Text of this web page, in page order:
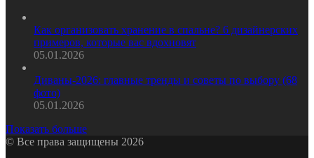
Как организовать хранение в спальне? 6 дизайнерских
примеров, которые вас вдохновят
05.01.2026
Диваны-2026: главные тренды и советы по выбору (68
фото)
05.01.2026
Показать больше
© Все права защищены 2026